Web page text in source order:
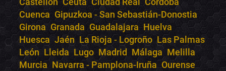
Cuenca Gipuzkoa - San Sebastián-Donostia
Girona Granada Guadalajara Huelva
Huesca Jaén La Rioja - Logroño Las Palmas
León Lleida Lugo Madrid Málaga Melilla
Murcia Navarra - Pamplona-Iruña Ourense